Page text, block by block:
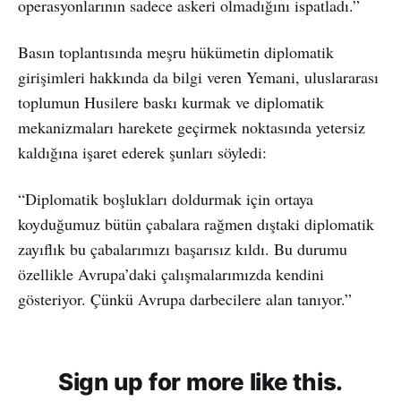
operasyonlarının sadece askeri olmadığını ispatladı.”
Basın toplantısında meşru hükümetin diplomatik
girişimleri hakkında da bilgi veren Yemani, uluslararası
toplumun Husilere baskı kurmak ve diplomatik
mekanizmaları harekete geçirmek noktasında yetersiz
kaldığına işaret ederek şunları söyledi:
“Diplomatik boşlukları doldurmak için ortaya
koyduğumuz bütün çabalara rağmen dıştaki diplomatik
zayıflık bu çabalarımızı başarısız kıldı. Bu durumu
özellikle Avrupa’daki çalışmalarımızda kendini
gösteriyor. Çünkü Avrupa darbecilere alan tanıyor.”
Sign up for more like this.